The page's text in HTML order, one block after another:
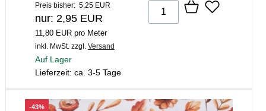
Preis bisher: 5,25 EUR
nur: 2,95 EUR
11,80 EUR pro Meter
inkl. MwSt. zzgl. Versand
Auf Lager
Lieferzeit: ca. 3-5 Tage
-43%